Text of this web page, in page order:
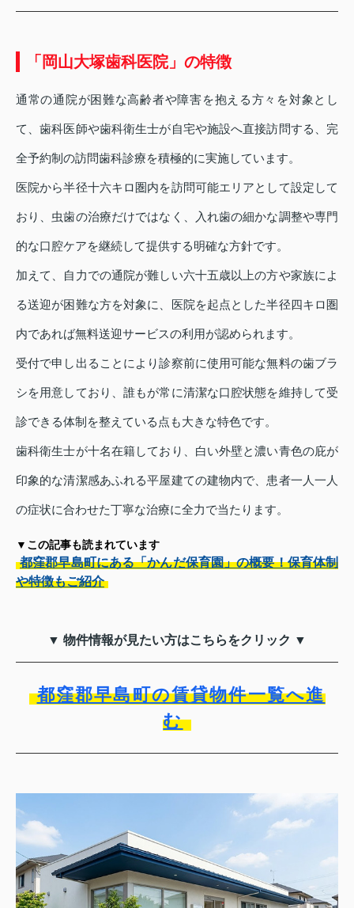
「岡山大塚歯科医院」の特徴
通常の通院が困難な高齢者や障害を抱える方々を対象とし
て、歯科医師や歯科衛生士が自宅や施設へ直接訪問する、完
全予約制の訪問歯科診療を積極的に実施しています。
医院から半径十六キロ圏内を訪問可能エリアとして設定して
おり、虫歯の治療だけではなく、入れ歯の細かな調整や専門
的な口腔ケアを継続して提供する明確な方針です。
加えて、自力での通院が難しい六十五歳以上の方や家族によ
る送迎が困難な方を対象に、医院を起点とした半径四キロ圏
内であれば無料送迎サービスの利用が認められます。
受付で申し出ることにより診察前に使用可能な無料の歯ブラ
シを用意しており、誰もが常に清潔な口腔状態を維持して受
診できる体制を整えている点も大きな特色です。
歯科衛生士が十名在籍しており、白い外壁と濃い青色の庇が
印象的な清潔感あふれる平屋建ての建物内で、患者一人一人
の症状に合わせた丁寧な治療に全力で当たります。
▼この記事も読まれています
都窪郡早島町にある「かんだ保育園」の概要！保育体制
や特徴もご紹介
▼ 物件情報が見たい方はこちらをクリック ▼
都窪郡早島町の賃貸物件一覧へ進
む